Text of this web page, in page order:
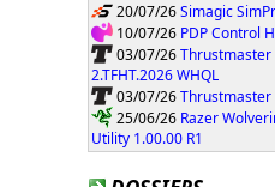
20/07/26Simagic
10/07/26 PDP Control
03/07/26Thrustmaster
2.TFHT.2026 WHQL
03/07/26Thrustmaster
25/06/26 Razer
Utility 1.00.00 R1